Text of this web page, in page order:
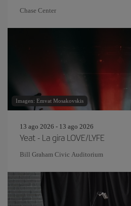
Chase Center
Imagen: Emvat Mosakovskis
13 ago 2026 - 13 ago 2026
Yeat - La gira LOVE/LYFE
Bill Graham Civic Auditorium